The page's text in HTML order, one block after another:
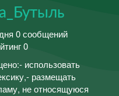
0 сообщений
0
использовать
размещать
не относящуюся